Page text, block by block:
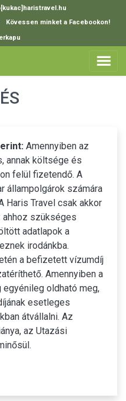
Kövessen minket a Facebookon!
Amennyiben az
annak költsége és
felül fizetendő. A
állampolgárok számára
Haris Travel csak akkor
ahhoz szükséges
adatlapok a
irodánkba.
a befizetett vízumdíj
Amennyiben a
oldható meg,
esetleges
átvállalni. Az
az Utazási